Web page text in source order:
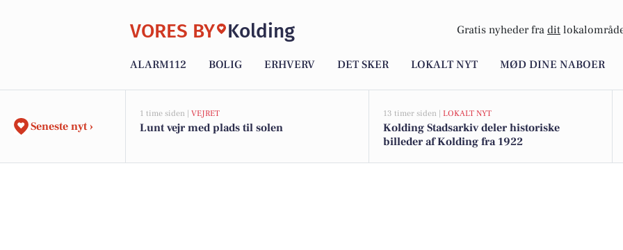
VORES BY Kolding Gratis nyheder fra dit
ALARM112 BOLIG ERHVERV DET SKER LOKALT NYT MØD DINE NABOER
Seneste nyt ›
1 time siden | VEJRET
Lunt vejr med plads til solen
13 timer siden | LOKALT NYT
Kolding Stadsarkiv deler historiske
billeder af Kolding fra 1922